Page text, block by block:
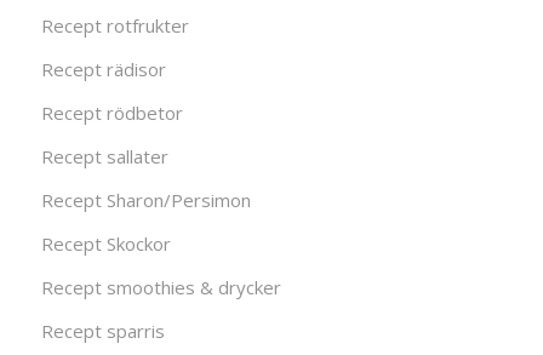
Recept rotfrukter
Recept rädisor
Recept rödbetor
Recept sallater
Recept Sharon/Persimon
Recept Skockor
Recept smoothies & drycker
Recept sparris